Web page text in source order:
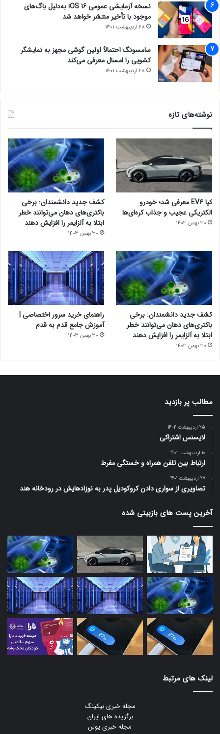
نسخه آزمایشی عمومی iOS 16 به‌دلیل باگ‌های
موجود با تأخیر منتشر خواهد شد
28 اردیبهشت 1401
سامسونگ احتمالاً اولین گوشی مجهز به نمایشگر
کشویی را امسال معرفی می‌کند
28 اردیبهشت 1401
نوشته‌های تازه
کیا EV4 معرفی شد؛ خودرو
الکتریکی عجیب و جذاب کره‌ای‌ها
30 بهمن 1403
کشف جدید دانشمندان: برخی
باکتری‌های دهان می‌توانند خطر
ابتلا به آلزایمر را افزایش دهند
30 بهمن 1403
کشف جدید دانشمندان: برخی
باکتری‌های دهان می‌توانند خطر
ابتلا به آلزایمر را افزایش دهند
30 بهمن 1403
راهنمای خرید سرور اختصاصی |
آموزش جامع قدم به قدم
30 بهمن 1403
مطالب پر بازدید
25 اردیبهشت 1402
لایسنس اشتراکی
10 اردیبهشت 1402
ارتباط بین تلفن همراه و خستگی مفرط
27 اردیبهشت 1401
تصاویری از سواری دادن کروکودیل پدر به نوزادهایش در رودخانه هند
آخرین پست های بازبینی شده
لینک های مرتبط
مجله خبری بیکینگ
برگزیده های ایران
مجله خبری یولن